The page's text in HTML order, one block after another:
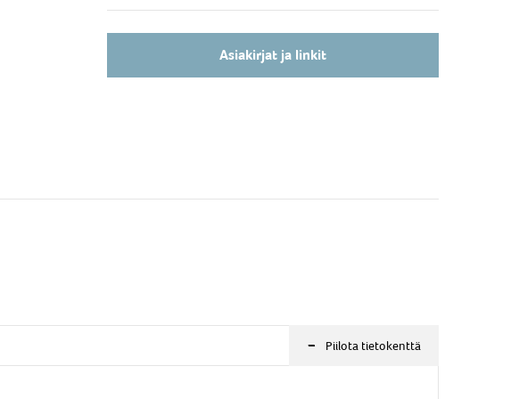
Complete with interface card for upgrade from Sagem
TiGR350R to SED OPH/OPS-810R in all Malux TrainTalk
and Bury system. Connection with D-Sub to TrainTalk or
Bury and TNC/f for external antenna.
Asiakirjat ja linkit
- Piilota tietokenttä